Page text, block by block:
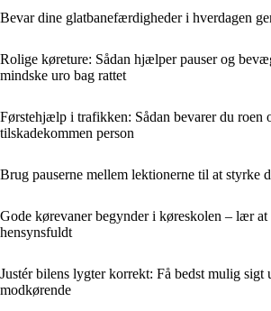
Bevar dine glatbanefærdigheder i hverdagen
Rolige køreture: Sådan hjælper pauser og
mindske uro bag rattet
Førstehjælp i trafikken: Sådan bevarer du roen
tilskadekommen person
Brug pauserne mellem lektionerne til at styrke
Gode kørevaner begynder i køreskolen – lær
hensynsfuldt
Justér bilens lygter korrekt: Få bedst mulig sigt
modkørende